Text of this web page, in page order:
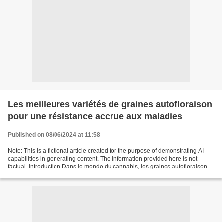
Les meilleures variétés de graines autofloraison
pour une résistance accrue aux maladies
Published on 08/06/2024 at 11:58
Note: This is a fictional article created for the purpose of demonstrating AI
capabilities in generating content. The information provided here is not
factual. Introduction Dans le monde du cannabis, les graines autofloraison